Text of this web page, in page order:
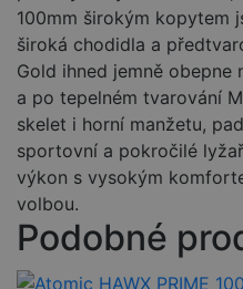
100mm širokým kopytem
široká chodidla a
Gold ihned jemně obepne
a po tepelném tvarování
skelet i horní manžetu,
sportovní a pokročilé
výkon s vysokým
volbou.
Podobné